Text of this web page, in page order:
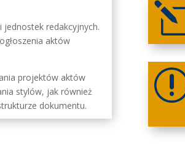
redakcyjnych.
aktów
projektów aktów
stylów, jak również
dokumentu.